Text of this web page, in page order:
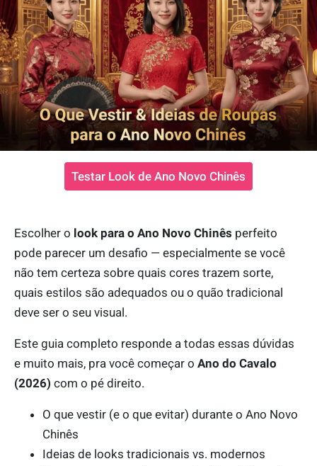
Testar Look de Ano Novo Chinês
Escolher o look para o Ano Novo Chinês perfeito
pode parecer um desafio — especialmente se você
não tem certeza sobre quais cores trazem sorte,
quais estilos são adequados ou o quão tradicional
deve ser o seu visual.
Este guia completo responde a todas essas dúvidas
e muito mais, pra você começar o Ano do Cavalo
(2026) com o pé direito.
O que vestir (e o que evitar) durante o Ano Novo
Chinês
Ideias de looks tradicionais vs. modernos